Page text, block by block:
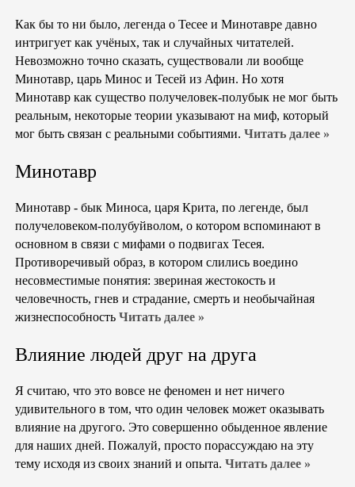
Как бы то ни было, легенда о Тесее и Минотавре давно
интригует как учёных, так и случайных читателей.
Невозможно точно сказать, существовали ли вообще
Минотавр, царь Минос и Тесей из Афин. Но хотя
Минотавр как существо получеловек-полубык не мог быть
реальным, некоторые теории указывают на миф, который
мог быть связан с реальными событиями. Читать далее »
Минотавр
Минотавр - бык Миноса, царя Крита, по легенде, был
получеловеком-полубуйволом, о котором вспоминают в
основном в связи с мифами о подвигах Тесея.
Противоречивый образ, в котором слились воедино
несовместимые понятия: звериная жестокость и
человечность, гнев и страдание, смерть и необычайная
жизнеспособность Читать далее »
Влияние людей друг на друга
Я считаю, что это вовсе не феномен и нет ничего
удивительного в том, что один человек может оказывать
влияние на другого. Это совершенно обыденное явление
для наших дней. Пожалуй, просто порассуждаю на эту
тему исходя из своих знаний и опыта. Читать далее »